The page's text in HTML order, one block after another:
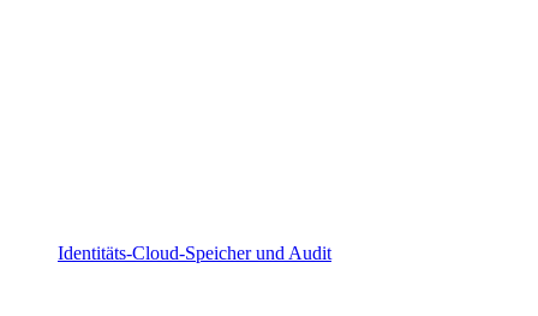
Identitäts-Cloud-Speicher und Audit